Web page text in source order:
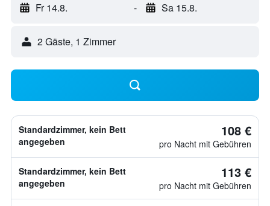
Fr 14.8. - Sa 15.8.
2 Gäste, 1 Zimmer
Standardzimmer, kein Bett
angegeben
108 €
pro Nacht mit Gebühren
Standardzimmer, kein Bett
angegeben
113 €
pro Nacht mit Gebühren